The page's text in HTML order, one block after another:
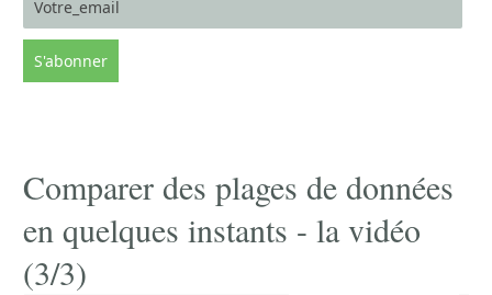
Comparer des plages de données
en quelques instants - la vidéo
(3/3)